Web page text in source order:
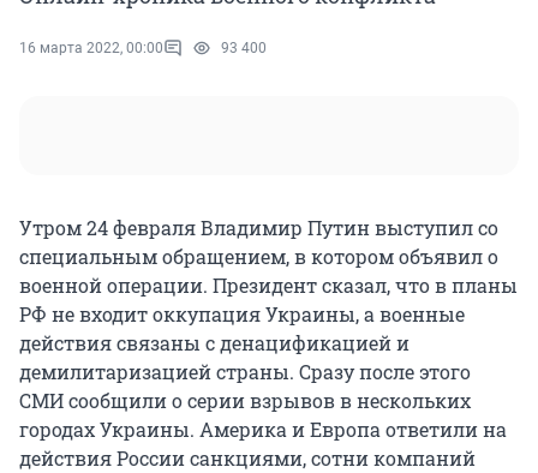
16 марта 2022, 00:00 93 400
Утром 24 февраля Владимир Путин выступил со
специальным обращением, в котором объявил о
военной операции. Президент сказал, что в планы
РФ не входит оккупация Украины, а военные
действия связаны с денацификацией и
демилитаризацией страны. Сразу после этого
СМИ сообщили о серии взрывов в нескольких
городах Украины. Америка и Европа ответили на
действия России санкциями, сотни компаний